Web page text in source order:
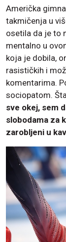
Američka
takmičenja u
osetila da je to
mentalno u
koja je dobila,
rasističkih i
komentarima.
sociopatom.
sve okej, sem
slobodama za
zarobljeni u